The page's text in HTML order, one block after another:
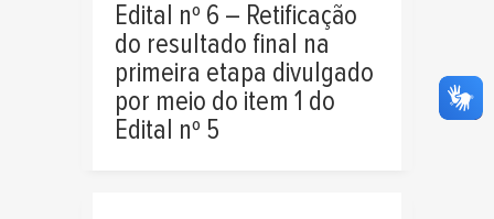
Edital nº 6 – Retificação
do resultado final na
primeira etapa divulgado
por meio do item 1 do
Edital nº 5